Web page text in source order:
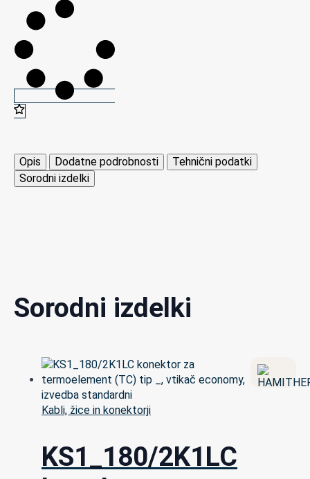
Opis Dodatne podrobnosti
Tehnični podatki
Sorodni izdelki
Sorodni izdelki
Kabli, žice in konektorji
KS1_180/2K1LC